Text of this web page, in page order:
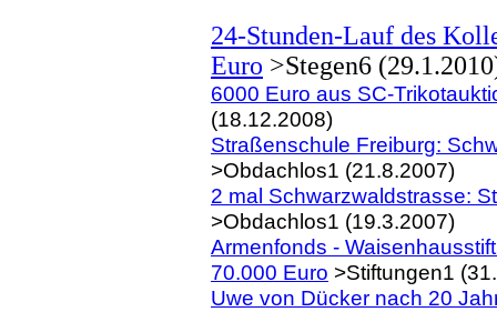
24-Stunden-Lauf des
Euro >Stegen6
6000 Euro aus SC-
(18.12.2008)
Straßenschule Freiburg:
>Obdachlos1 (21.8.2007)
2 mal Schwarzwaldstrasse:
>Obdachlos1 (19.3.2007)
Armenfonds -
70.000 Euro >Stiftungen1
Uwe von Dücker nach 20